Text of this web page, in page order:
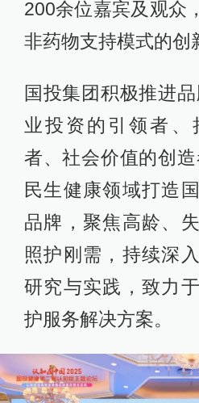
200余位嘉宾及观众
非药物支持模式的创
国投集团积极推进
业投资的引领者、
者、社会价值的创
民生健康领域打造
品牌，聚焦高龄、
照护刚需，持续深
研究与实践，致力
护服务解决方案。